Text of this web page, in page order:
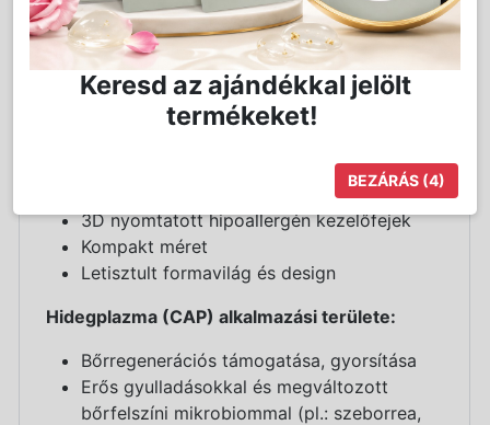
Forradalmi technológiai megoldások, melyek a
hatékonyság mellett a felhasználási élményt
is az élvonalba emelik:
Fejlett szoftveres vezérlés
Automatikus kezelési paraméter állítás
3D nyomtatott hipoallergén kezelőfejek
Kompakt méret
Letisztult formavilág és design
Hidegplazma (CAP) alkalmazási területe:
Bőrregenerációs támogatása, gyorsítása
Erős gyulladásokkal és megváltozott
bőrfelszíni mikrobiommal (pl.: szeborrea,
Keresd az ajándékkal jelölt
termékeket!
BEZÁRÁS (3)